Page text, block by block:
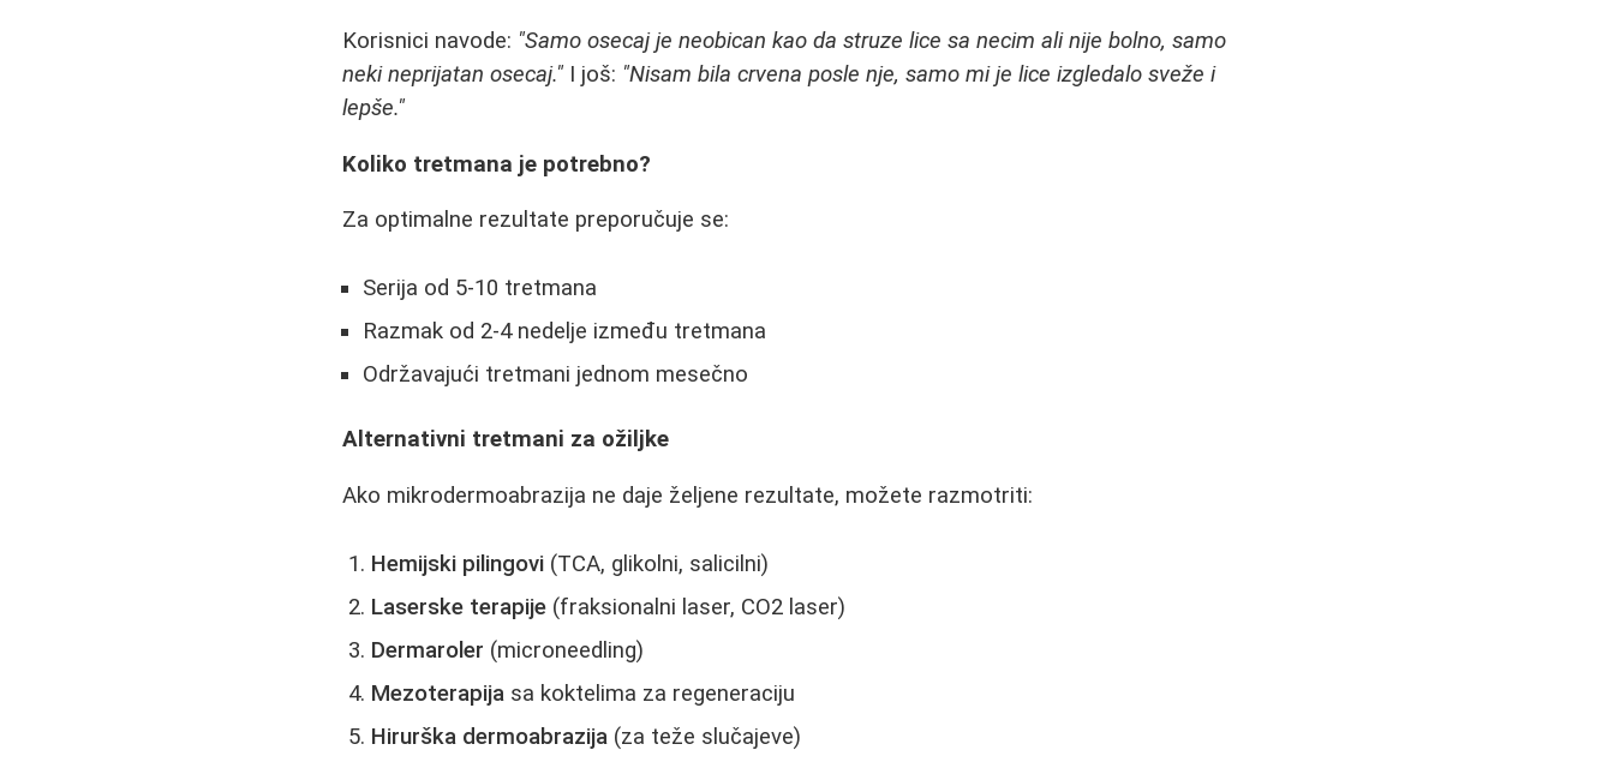
Korisnici navode: "Samo osecaj je neobican kao da struze lice sa necim ali nije bolno, samo
neki neprijatan osecaj." I još: "Nisam bila crvena posle nje, samo mi je lice izgledalo sveže i
lepše."
Koliko tretmana je potrebno?
Za optimalne rezultate preporučuje se:
Serija od 5-10 tretmana
Razmak od 2-4 nedelje između tretmana
Održavajući tretmani jednom mesečno
Alternativni tretmani za ožiljke
Ako mikrodermoabrazija ne daje željene rezultate, možete razmotriti:
Hemijski pilingovi (TCA, glikolni, salicilni)
Laserske terapije (fraksionalni laser, CO2 laser)
Dermaroler (microneedling)
Mezoterapija sa koktelima za regeneraciju
Hirurška dermoabrazija (za teže slučajeve)